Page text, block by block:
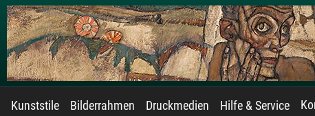
Kunststile Bilderrahmen Druckmedien Hilfe & Service